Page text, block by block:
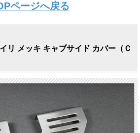
ページへ戻る
リ メッキ キャブサイド カバー（Ｃ